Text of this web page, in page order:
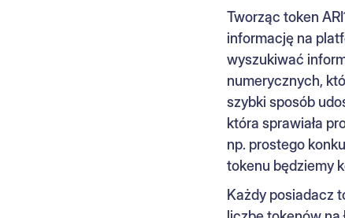
Tworząc token
informację na
wyszukiwać
numerycznych,
szybki sposób
która sprawiała
np. prostego
tokenu będziemy
Każdy posiadacz